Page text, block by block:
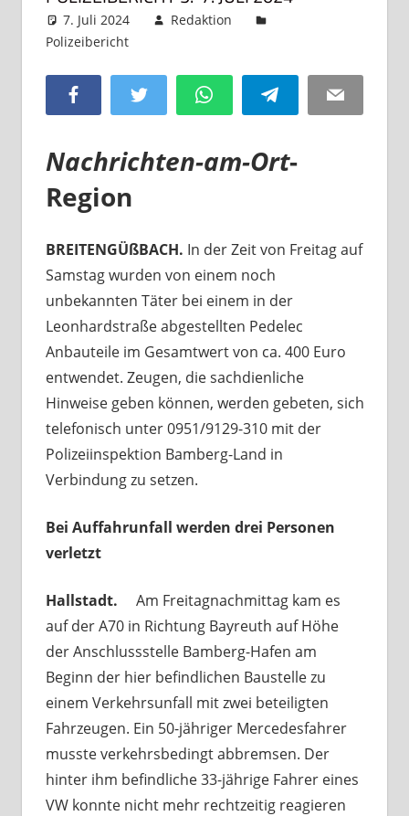
7. Juli 2024
Redaktion
Polizeibericht
Facebook Twitter WhatsAppTelegram Email
Nachrichten-am-Ort-
Region
BREITENGÜßBACH. In der Zeit von Freitag auf
Samstag wurden von einem noch
unbekannten Täter bei einem in der
Leonhardstraße abgestellten Pedelec
Anbauteile im Gesamtwert von ca. 400 Euro
entwendet. Zeugen, die sachdienliche
Hinweise geben können, werden gebeten, sich
telefonisch unter 0951/9129-310 mit der
Polizeiinspektion Bamberg-Land in
Verbindung zu setzen.
Bei Auffahrunfall werden drei Personen
verletzt
Hallstadt. Am Freitagnachmittag kam es
auf der A70 in Richtung Bayreuth auf Höhe
der Anschlussstelle Bamberg-Hafen am
Beginn der hier befindlichen Baustelle zu
einem Verkehrsunfall mit zwei beteiligten
Fahrzeugen. Ein 50-jähriger Mercedesfahrer
musste verkehrsbedingt abbremsen. Der
hinter ihm befindliche 33-jährige Fahrer eines
VW konnte nicht mehr rechtzeitig reagieren